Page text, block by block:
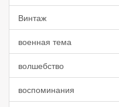
Винтаж
военная тема
волшебство
воспоминания